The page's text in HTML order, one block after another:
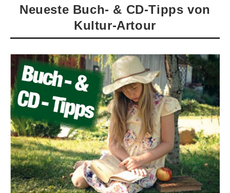
Neueste Buch- & CD-Tipps von
Kultur-Artour